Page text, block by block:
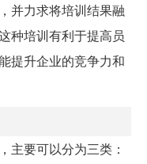
并力求将培训结果融
种培训有利于提高员
提升企业的竞争力和
主要可以分为三类：